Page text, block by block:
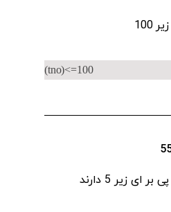
100
(tno)<=100
زیر 5 دارند